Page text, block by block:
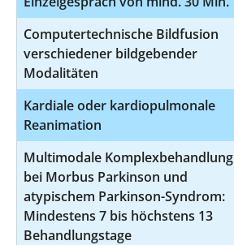
Computertechnische Bildfusion
verschiedener bildgebender
Modalitäten
Kardiale oder kardiopulmonale
Reanimation
Multimodale Komplexbehandlung
bei Morbus Parkinson und
atypischem Parkinson-Syndrom:
Mindestens 7 bis höchstens 13
Behandlungstage